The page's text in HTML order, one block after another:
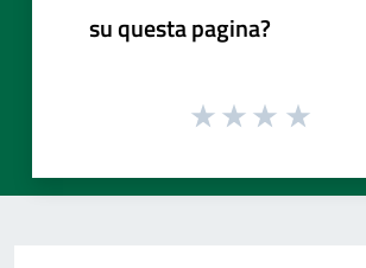
su questa pagina?